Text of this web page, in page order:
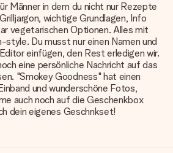
Männer in dem du nicht nur Rezepte
wichtige Grundlagen, Info
vegetarischen Optionen. Alles mit
style. Du musst nur einen Namen und
einfügen, den Rest erledigen wir.
eine persönliche Nachricht auf das
"Smokey Goodness" hat einen
und wunderschöne Fotos,
auch noch auf die Geschenkbox
dein eigenes Geschnkset!